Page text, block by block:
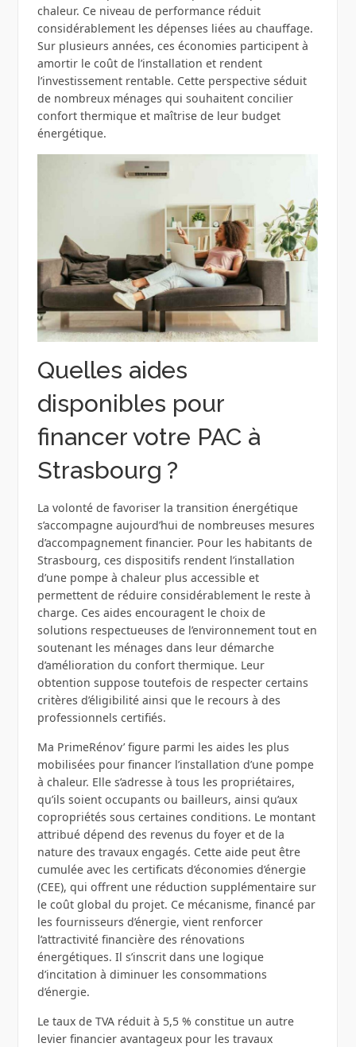
chaleur. Ce niveau de performance réduit
considérablement les dépenses liées au chauffage.
Sur plusieurs années, ces économies participent à
amortir le coût de l’installation et rendent
l’investissement rentable. Cette perspective séduit
de nombreux ménages qui souhaitent concilier
confort thermique et maîtrise de leur budget
énergétique.
Quelles aides
disponibles pour
financer votre PAC à
Strasbourg ?
La volonté de favoriser la transition énergétique
s’accompagne aujourd’hui de nombreuses mesures
d’accompagnement financier. Pour les habitants de
Strasbourg, ces dispositifs rendent l’installation
d’une pompe à chaleur plus accessible et
permettent de réduire considérablement le reste à
charge. Ces aides encouragent le choix de
solutions respectueuses de l’environnement tout en
soutenant les ménages dans leur démarche
d’amélioration du confort thermique. Leur
obtention suppose toutefois de respecter certains
critères d’éligibilité ainsi que le recours à des
professionnels certifiés.
Ma PrimeRénov’ figure parmi les aides les plus
mobilisées pour financer l’installation d’une pompe
à chaleur. Elle s’adresse à tous les propriétaires,
qu’ils soient occupants ou bailleurs, ainsi qu’aux
copropriétés sous certaines conditions. Le montant
attribué dépend des revenus du foyer et de la
nature des travaux engagés. Cette aide peut être
cumulée avec les certificats d’économies d’énergie
(CEE), qui offrent une réduction supplémentaire sur
le coût global du projet. Ce mécanisme, financé par
les fournisseurs d’énergie, vient renforcer
l’attractivité financière des rénovations
énergétiques. Il s’inscrit dans une logique
d’incitation à diminuer les consommations
d’énergie.
Le taux de TVA réduit à 5,5 % constitue un autre
levier financier avantageux pour les travaux